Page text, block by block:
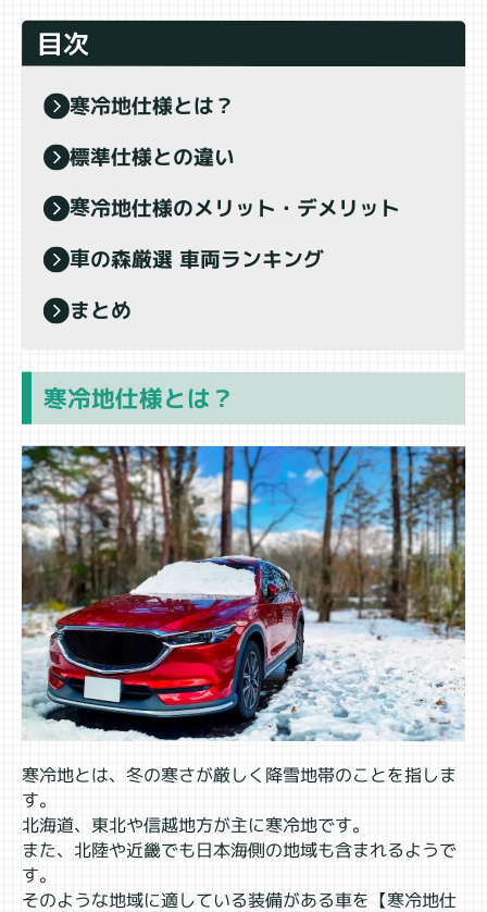
目次
寒冷地仕様とは？
標準仕様との違い
寒冷地仕様のメリット・デメリット
車の森厳選 車両ランキング
まとめ
寒冷地仕様とは？
寒冷地とは、冬の寒さが厳しく降雪地帯のことを指しま
す。
北海道、東北や信越地方が主に寒冷地です。
また、北陸や近畿でも日本海側の地域も含まれるようで
す。
そのような地域に適している装備がある車を【寒冷地仕